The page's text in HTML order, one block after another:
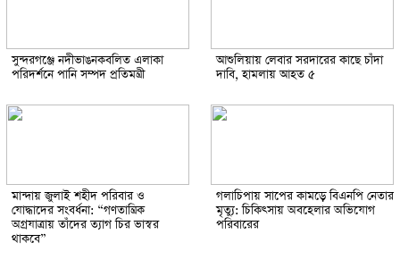
সুন্দরগঞ্জে নদীভাঙনকবলিত এলাকা
পরিদর্শনে পানি সম্পদ প্রতিমন্ত্রী
আশুলিয়ায় লেবার সরদারের কাছে চাঁদা
দাবি, হামলায় আহত ৫
মান্দায় জুলাই শহীদ পরিবার ও
যোদ্ধাদের সংবর্ধনা: “গণতান্ত্রিক
অগ্রযাত্রায় তাঁদের ত্যাগ চির ভাস্বর
থাকবে”
গলাচিপায় সাপের কামড়ে বিএনপি নেতার
মৃত্যু: চিকিৎসায় অবহেলার অভিযোগ
পরিবারের